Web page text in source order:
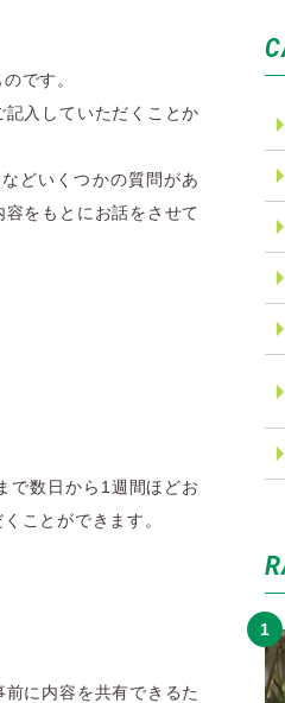
です。
入していただくことか
どいくつかの質問があ
をもとにお話をさせて
で数日から1週間ほどお
ことができます。
に内容を共有できるた